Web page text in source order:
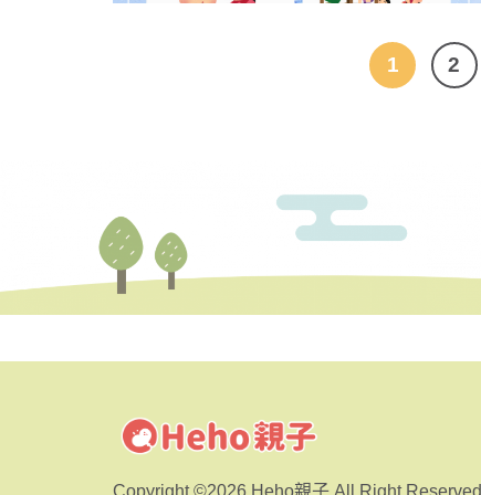
1 2
Copyright ©2026 Heho親子 All Right Reserved.